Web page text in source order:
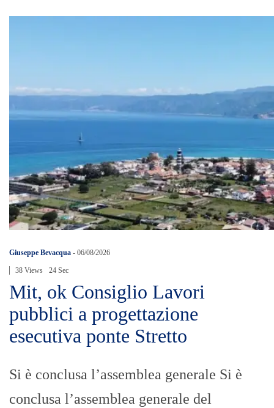
Giuseppe Bevacqua - 06/08/2026
38 Views 24 Sec
Mit, ok Consiglio Lavori
pubblici a progettazione
esecutiva ponte Stretto
Si è conclusa l’assemblea generale Si è
conclusa l’assemblea generale del